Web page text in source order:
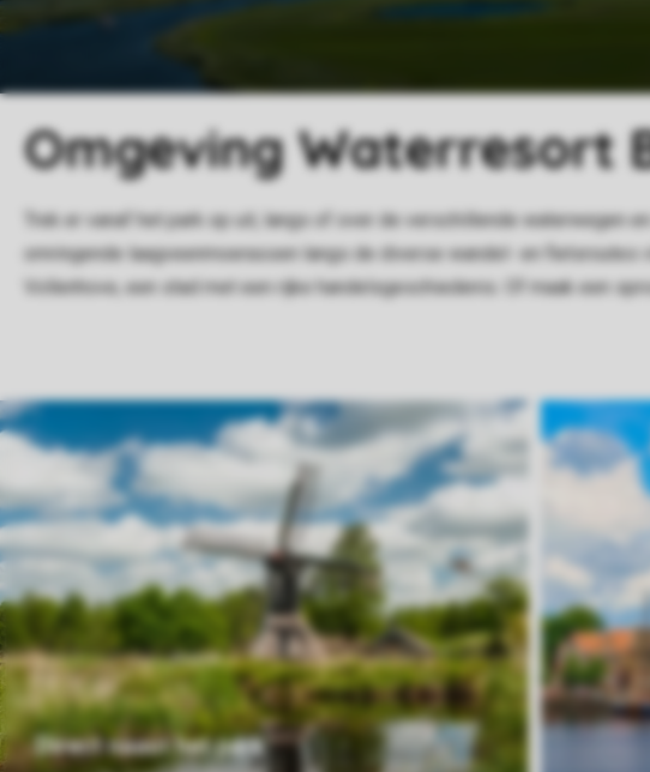
Omgeving Waterresort
Trek er vanaf het park op uit, langs of over de verschillende waterwegen
omringende laagveenmoerassen langs de diverse wandel- en
Vollenhove, een stad met een rijke handelsgeschiedenis. Of maak een
Direct naast het park